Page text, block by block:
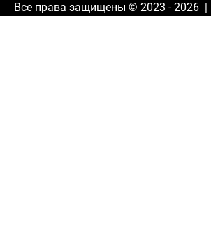
Все права защищены © 2023 - 2026